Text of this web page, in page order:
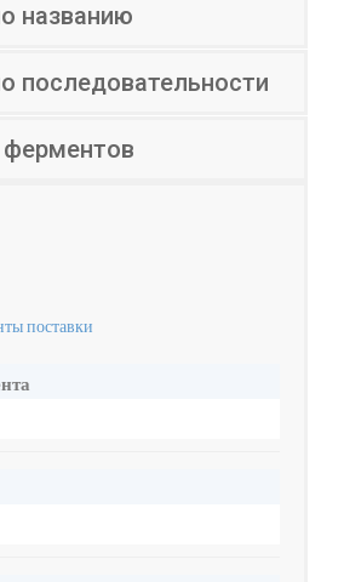
названию
последовательности
поставки